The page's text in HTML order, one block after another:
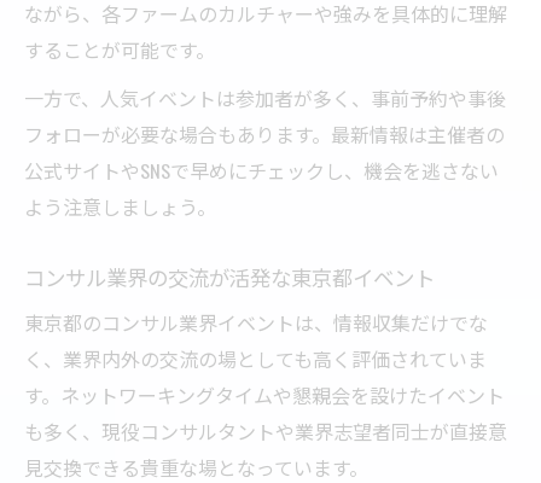
ながら、各ファームのカルチャーや強みを具体的に理解
することが可能です。
一方で、人気イベントは参加者が多く、事前予約や事後
フォローが必要な場合もあります。最新情報は主催者の
公式サイトやSNSで早めにチェックし、機会を逃さない
よう注意しましょう。
コンサル業界の交流が活発な東京都イベント
東京都のコンサル業界イベントは、情報収集だけでな
く、業界内外の交流の場としても高く評価されていま
す。ネットワーキングタイムや懇親会を設けたイベント
も多く、現役コンサルタントや業界志望者同士が直接意
見交換できる貴重な場となっています。